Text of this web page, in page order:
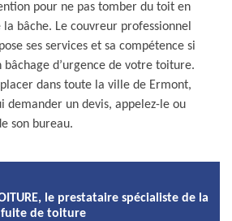
pour ne pas tomber du toit en
bâche. Le couvreur professionnel
ses services et sa compétence si
bâchage d’urgence de votre toiture.
dans toute la ville de Ermont,
demander un devis, appelez-le ou
son bureau.
le prestataire spécialiste de la
fuite de toiture